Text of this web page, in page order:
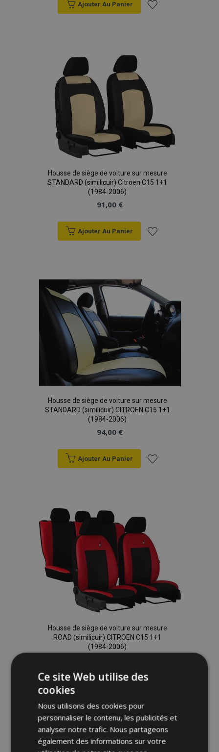
Ajouter Au Panier
d'achats
Housse de siège de voiture sur mesure
STANDARD (similicuir) Citroen C15 1+1
(1984-2006)
91,00 €
Ajouter Au Panier
liste
d'achats
Housse de siège de voiture sur mesure
STANDARD (similicuir) CITROEN C15 1+1
(1984-2006)
94,00 €
Ajouter Au Panier
liste
d'achats
Housse de siège de voiture sur mesure
ROAD (similicuir) CITROEN C15 1+1
(1984-2006)
Ajouter
à la
liste
Ce site Web utilise des
cookies
Nous utilisons des cookies pour
personnaliser le contenu, les publicités et
analyser notre trafic. Nous partageons
également des informations sur votre